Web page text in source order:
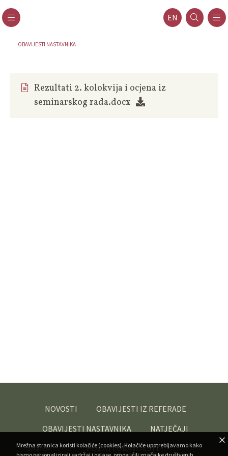
EN
OBAVIJESTI NASTAVNIKA
Rezultati 2. kolokvija i ocjena iz
seminarskog rada.docx
NOVOSTI
OBAVIJESTI IZ REFERADE
OBAVIJESTI NASTAVNIKA
NATJEČAJI
JAVNA
POZIVI I OBAVIJESTI -
Mrežna stranica koristi kolačiće (cookies). Kolačiće upotrebljavamo kako